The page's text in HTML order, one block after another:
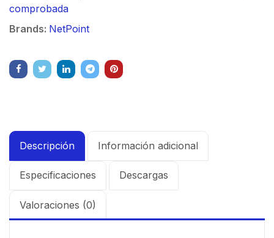
comprobada
Brands: NetPoint
Descripción Información adicional
Especificaciones Descargas
Valoraciones (0)